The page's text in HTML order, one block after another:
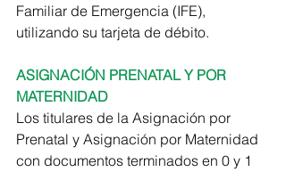
Familiar de Emergencia (IFE),
utilizando su tarjeta de débito.
ASIGNACIÓN PRENATAL Y POR
MATERNIDAD
Los titulares de la Asignación por
Prenatal y Asignación por Maternidad
con documentos terminados en 0 y 1